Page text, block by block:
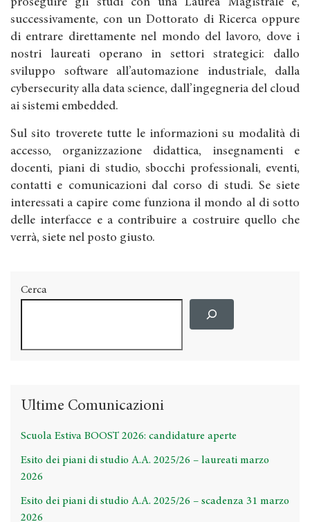
proseguire gli studi con una Laurea Magistrale e,
successivamente, con un Dottorato di Ricerca oppure
di entrare direttamente nel mondo del lavoro, dove i
nostri laureati operano in settori strategici: dallo
sviluppo software all’automazione industriale, dalla
cybersecurity alla data science, dall’ingegneria del cloud
ai sistemi embedded.
Sul sito troverete tutte le informazioni su modalità di
accesso, organizzazione didattica, insegnamenti e
docenti, piani di studio, sbocchi professionali, eventi,
contatti e comunicazioni dal corso di studi. Se siete
interessati a capire come funziona il mondo al di sotto
delle interfacce e a contribuire a costruire quello che
verrà, siete nel posto giusto.
Cerca
Ultime Comunicazioni
Scuola Estiva BOOST 2026: candidature aperte
Esito dei piani di studio A.A. 2025/26 – laureati marzo
2026
Esito dei piani di studio A.A. 2025/26 – scadenza 31 marzo
2026